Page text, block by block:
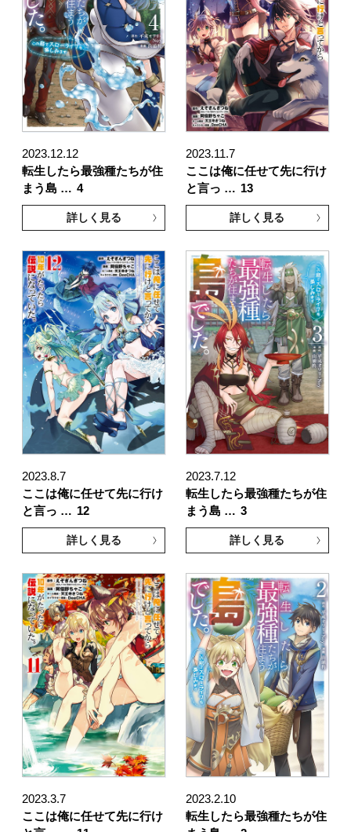
2023.12.12
転生したら最強種たちが住
まう島 … 4
詳しく見る
2023.11.7
ここは俺に任せて先に行け
と言っ … 13
詳しく見る
2023.8.7
ここは俺に任せて先に行け
と言っ … 12
詳しく見る
2023.7.12
転生したら最強種たちが住
まう島 … 3
詳しく見る
2023.3.7
ここは俺に任せて先に行け
2023.2.10
転生したら最強種たちが住